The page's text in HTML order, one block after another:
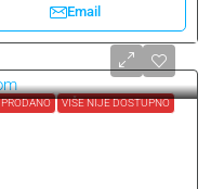
Email
PRODANO VIŠE NIJE DOSTUPNO